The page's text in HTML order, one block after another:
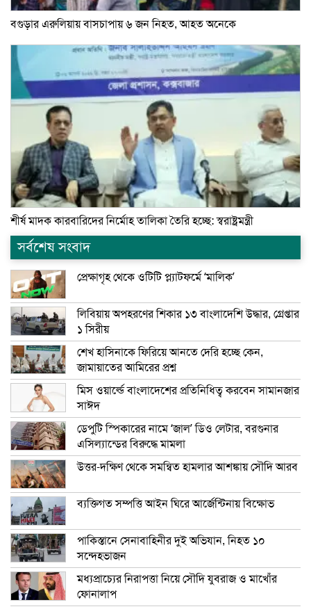
বগুড়ার এরুলিয়ায় বাসচাপায় ৬ জন নিহত, আহত অনেকে
শীর্ষ মাদক কারবারিদের নির্মোহ তালিকা তৈরি হচ্ছে: স্বরাষ্ট্রমন্ত্রী
সর্বশেষ সংবাদ
প্রেক্ষাগৃহ থেকে ওটিটি প্ল্যাটফর্মে ‘মালিক’
লিবিয়ায় অপহরণের শিকার ১৩ বাংলাদেশি উদ্ধার, গ্রেপ্তার
১ সিরীয়
শেখ হাসিনাকে ফিরিয়ে আনতে দেরি হচ্ছে কেন,
জামায়াতের আমিরের প্রশ্ন
মিস ওয়ার্ল্ডে বাংলাদেশের প্রতিনিধিত্ব করবেন সামানজার
সাঈদ
ডেপুটি স্পিকারের নামে ‘জাল’ ডিও লেটার, বরগুনার
এসিল্যান্ডের বিরুদ্ধে মামলা
উত্তর-দক্ষিণ থেকে সমন্বিত হামলার আশঙ্কায় সৌদি আরব
ব্যক্তিগত সম্পত্তি আইন ঘিরে আর্জেন্টিনায় বিক্ষোভ
পাকিস্তানে সেনাবাহিনীর দুই অভিযান, নিহত ১০
সন্দেহভাজন
মধ্যপ্রাচ্যের নিরাপত্তা নিয়ে সৌদি যুবরাজ ও মাখোঁর
ফোনালাপ